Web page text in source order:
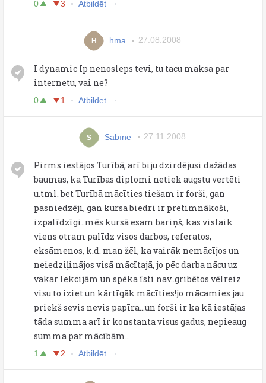
0 3 Atbildēt
H hma 27.08.2008
I dynamic Ip nenosleps tevi, tu tacu maksa par
internetu, vai ne?
0 1 Atbildēt
S Sabīne 27.11.2008
Pirms iestājos Turībā, arī biju dzirdējusi dažādas
baumas, ka Turības diplomi netiek augstu vertēti
u.tml. bet Turībā mācīties tiešam ir forši, gan
pasniedzēji, gan kursa biedri ir pretimnākoši,
izpalīdzīgi..mēs kursā esam bariņš, kas vislaik
viens otram palīdz visos darbos, referatos,
eksāmenos, k.d. man žēl, ka vairāk nemācījos un
neiedziļinājos visā mācītajā, jo pēc darba nācu uz
vakar lekcijām un spēka īsti nav..gribētos vēlreiz
visu to iziet un kārtīgāk mācīties!jo mācamies jau
priekš sevis nevis papīra...un forši ir ka kā iestājas
tāda summa arī ir konstanta visus gadus, nepieaug
summa par mācībām..
1 2 Atbildēt